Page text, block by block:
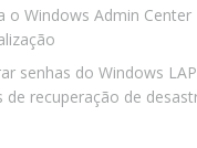
o Windows Admin
senhas do Windows
de recuperação de